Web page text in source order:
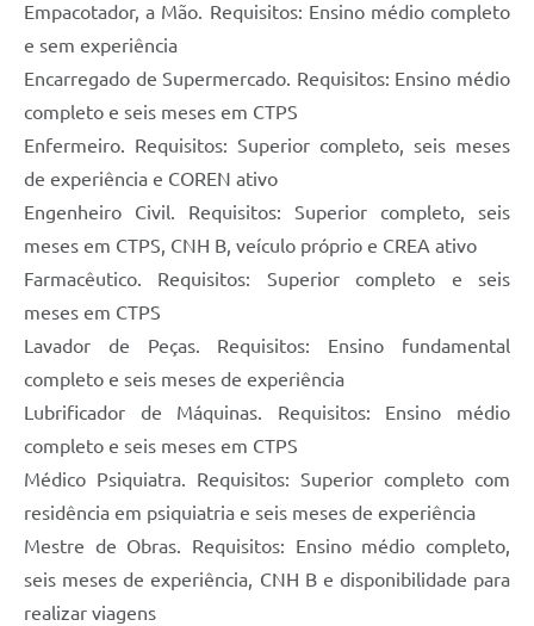
Empacotador, a Mão. Requisitos: Ensino médio completo
e sem experiência
Encarregado de Supermercado. Requisitos: Ensino médio
completo e seis meses em CTPS
Enfermeiro. Requisitos: Superior completo, seis meses
de experiência e COREN ativo
Engenheiro Civil. Requisitos: Superior completo, seis
meses em CTPS, CNH B, veículo próprio e CREA ativo
Farmacêutico. Requisitos: Superior completo e seis
meses em CTPS
Lavador de Peças. Requisitos: Ensino fundamental
completo e seis meses de experiência
Lubrificador de Máquinas. Requisitos: Ensino médio
completo e seis meses em CTPS
Médico Psiquiatra. Requisitos: Superior completo com
residência em psiquiatria e seis meses de experiência
Mestre de Obras. Requisitos: Ensino médio completo,
seis meses de experiência, CNH B e disponibilidade para
realizar viagens